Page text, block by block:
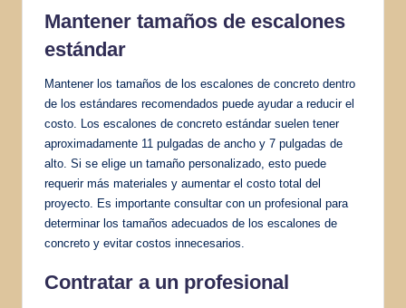
Mantener tamaños de escalones
estándar
Mantener los tamaños de los escalones de concreto dentro
de los estándares recomendados puede ayudar a reducir el
costo. Los escalones de concreto estándar suelen tener
aproximadamente 11 pulgadas de ancho y 7 pulgadas de
alto. Si se elige un tamaño personalizado, esto puede
requerir más materiales y aumentar el costo total del
proyecto. Es importante consultar con un profesional para
determinar los tamaños adecuados de los escalones de
concreto y evitar costos innecesarios.
Contratar a un profesional